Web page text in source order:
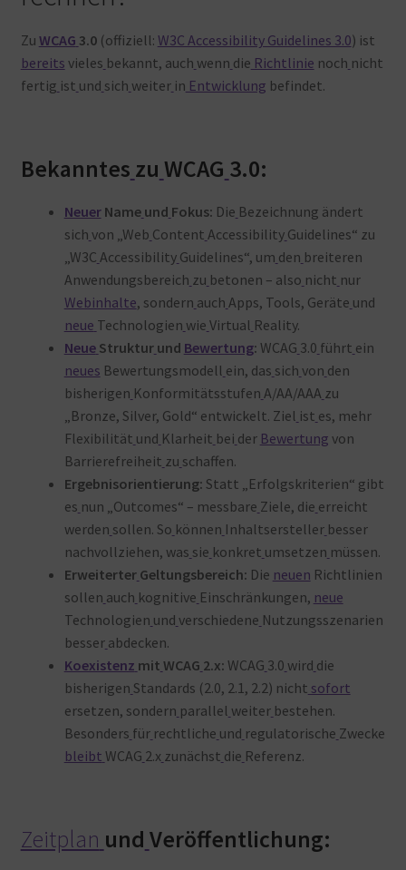
Zu WCAG 3.0(offiziell: W3C Accessibility Guidelines 3.0) ist
bereits vieles bekannt, auch wenn die Richtlinie noch nicht
fertig ist und sich weiter in Entwicklung befindet.
Bekanntes zu WCAG 3.0:
NeuerName und Fokus: Die Bezeichnung ändert
sich von „Web Content Accessibility Guidelines“ zu
„W3C Accessibility Guidelines“, um den breiteren
Anwendungsbereich zu betonen – also nicht nur
Webinhalte, sondern auch Apps, Tools, Geräte und
neue Technologien wie Virtual Reality.
Neue Struktur und Bewertung: WCAG 3.0 führt ein
neues Bewertungsmodell ein, das sich von den
bisherigen Konformitätsstufen A/AA/AAA zu
„Bronze, Silver, Gold“ entwickelt. Ziel ist es, mehr
Flexibilität und Klarheit bei der Bewertung von
Barrierefreiheit zu schaffen.
Ergebnisorientierung: Statt „Erfolgskriterien“ gibt
es nun „Outcomes“ – messbare Ziele, die erreicht
werden sollen. So können Inhaltsersteller besser
nachvollziehen, was sie konkret umsetzen müssen.
Erweiterter Geltungsbereich: Die neuen Richtlinien
sollen auch kognitive Einschränkungen, neue
Technologien und verschiedene Nutzungsszenarien
besser abdecken.
Koexistenz mit WCAG 2.x: WCAG 3.0 wird die
bisherigen Standards (2.0, 2.1, 2.2) nicht sofort
ersetzen, sondern parallel weiter bestehen.
Besonders für rechtliche und regulatorische Zwecke
bleibt WCAG 2.x zunächst die Referenz.
Zeitplan und Veröffentlichung: